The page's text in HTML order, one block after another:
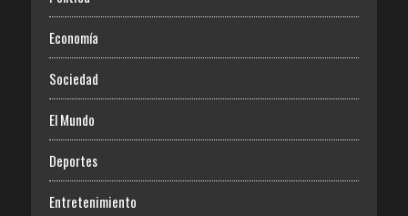
Economía
Sociedad
El Mundo
Deportes
Entretenimiento